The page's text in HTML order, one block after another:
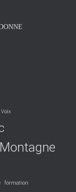
formation